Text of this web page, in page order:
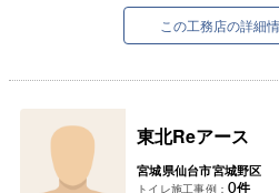
この工務店の詳細
東北Reアース
宮城県仙台市宮城野区
トイレ施工事例： 0件